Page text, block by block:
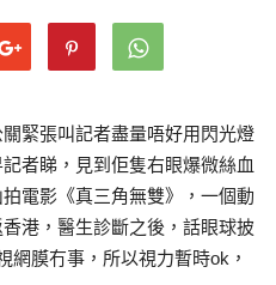
緊張叫記者盡量唔好用閃光燈
者睇，見到佢隻右眼爆微絲血
電影《真三角無雙》，一個動
港，醫生診斷之後，話眼球披
網膜冇事，所以視力暫時ok，